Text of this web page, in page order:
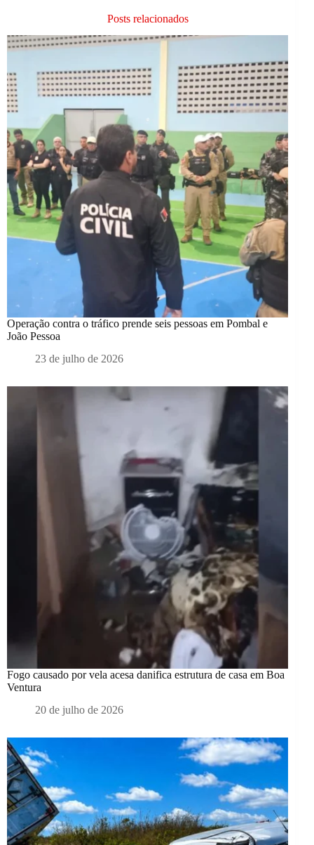
Posts relacionados
Operação contra o tráfico prende seis pessoas em Pombal e
João Pessoa
23 de julho de 2026
Fogo causado por vela acesa danifica estrutura de casa em Boa
Ventura
20 de julho de 2026